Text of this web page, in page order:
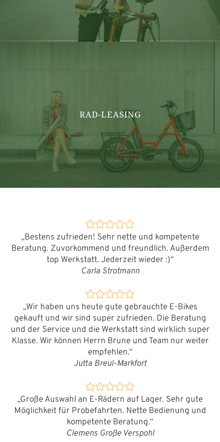
RAD-LEASING
„Bestens zufrieden! Sehr nette und kompetente
Beratung. Zuvorkommend und freundlich. Außerdem
top Werkstatt. Jederzeit wieder :)“
Carla Strotmann
„Wir haben uns heute gute gebrauchte E-Bikes
gekauft und wir sind super zufrieden. Die Beratung
und der Service und die Werkstatt sind wirklich super
Klasse. Wir können Herrn Brune und Team nur weiter
empfehlen.“
Jutta Breul-Markfort
„Große Auswahl an E-Rädern auf Lager. Sehr gute
Möglichkeit für Probefahrten. Nette Bedienung und
kompetente Beratung.“
Clemens Große Verspohl